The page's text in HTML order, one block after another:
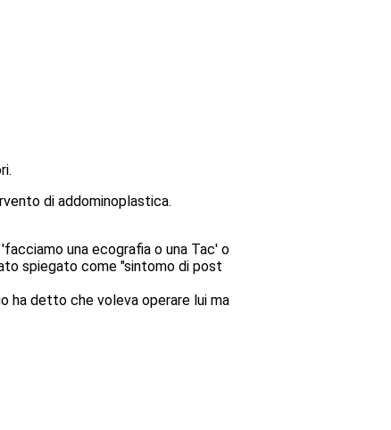
di addominoplastica.
una ecografia o una Tac' o
spiegato come "sintomo di post
ha detto che voleva operare lui ma